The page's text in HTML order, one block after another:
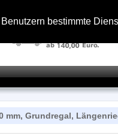
bestimmte
mm, Grundregal,